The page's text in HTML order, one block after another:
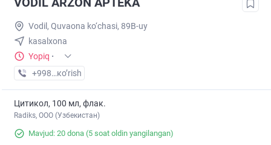
Vodil, Quvaona ko‘chasi, 89B-uy
kasalxona
Yopiq ·
+998 (99) XXX-XX-XX
кo’rish
Цитикол, 100 мл, флак.
Radiks, ООО (Узбекистан)
Mavjud: 20 dona (5 soat oldin yangilangan)